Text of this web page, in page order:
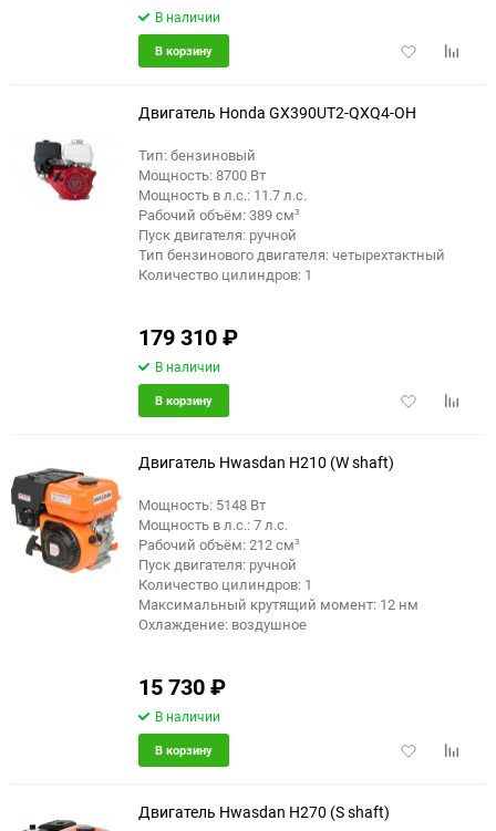
В наличии
Добавить
В корзину
Двигатель Honda GX390UT2-QXQ4-OH
Тип: бензиновый
Мощность: 8700 Вт
Мощность в л.с.: 11.7 л.с.
Рабочий объём: 389 см³
Пуск двигателя: ручной
Тип бензинового двигателя: четырехтактный
Количество цилиндров: 1
179 310₽
В наличии
Добавить
В корзину
Двигатель Hwasdan H210 (W shaft)
Мощность: 5148 Вт
Мощность в л.с.: 7 л.с.
Рабочий объём: 212 см³
Пуск двигателя: ручной
Количество цилиндров: 1
Максимальный крутящий момент: 12 нм
Охлаждение: воздушное
15 730₽
В наличии
Добавить
В корзину
Двигатель Hwasdan H270 (S shaft)